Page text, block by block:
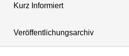
Kurz Informiert
Veröffentlichungsarchiv